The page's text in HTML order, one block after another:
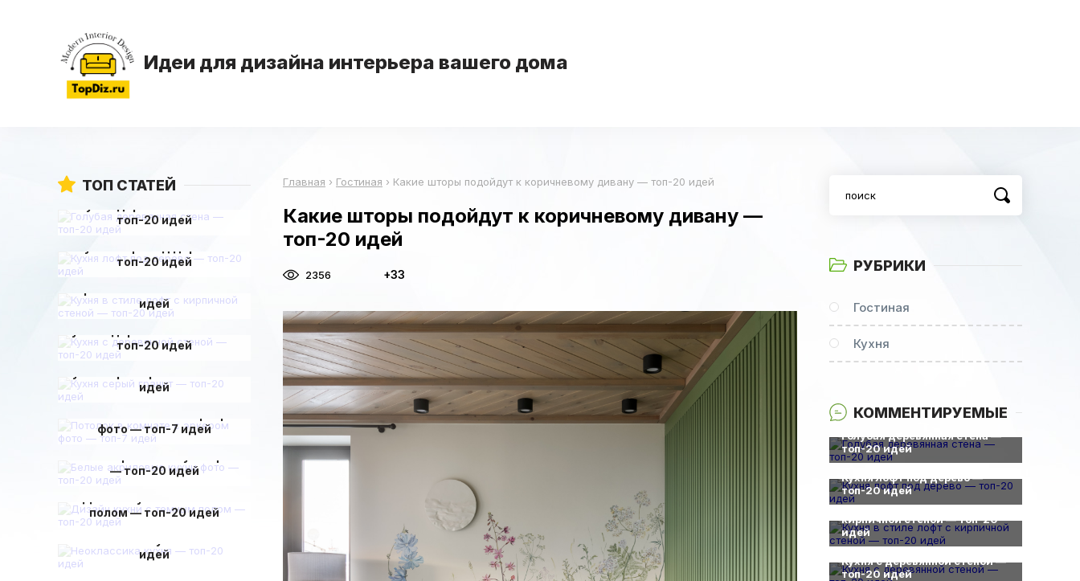
Идеи для дизайна интерьера вашего дома
Главная › Гостиная › Какие шторы подойдут к коричневому дивану — топ-20 идей
Какие шторы подойдут к коричневому дивану —
топ-20 идей
2356 +33
ТОП СТАТЕЙ
топ-20 идей
топ-20 идей
идей
топ-20 идей
идей
фото — топ-7 идей
— топ-20 идей
полом — топ-20 идей
идей
РУБРИКИ
Гостиная
Кухня
КОММЕНТИРУЕМЫЕ
Голубая деревянная стена —
топ-20 идей
0
Кухня лофт под дерево —
топ-20 идей
Кухня в стиле лофт с
кирпичной стеной — топ-20
идей
0
Кухня с деревянной стеной —
топ-20 идей